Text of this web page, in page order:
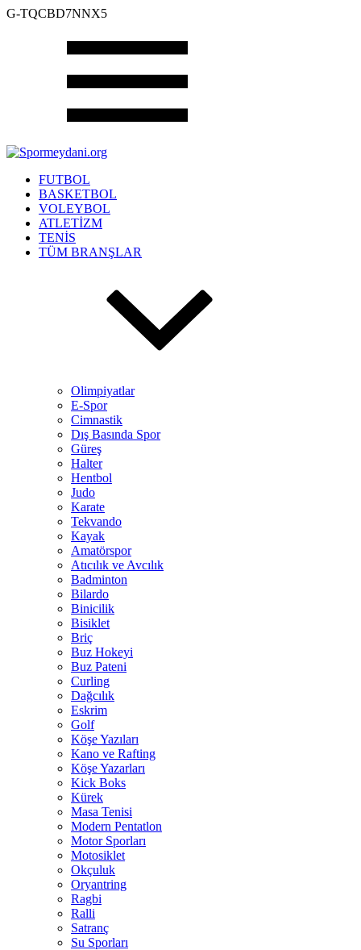
G-TQCBD7NNX5
FUTBOL
BASKETBOL
VOLEYBOL
ATLETİZM
TENİS
TÜM BRANŞLAR
Olimpiyatlar
E-Spor
Cimnastik
Dış Basında Spor
Güreş
Halter
Hentbol
Judo
Karate
Tekvando
Kayak
Amatörspor
Atıcılık ve Avcılık
Badminton
Bilardo
Binicilik
Bisiklet
Briç
Buz Hokeyi
Buz Pateni
Curling
Dağcılık
Eskrim
Golf
Köşe Yazıları
Kano ve Rafting
Köşe Yazarları
Kick Boks
Kürek
Masa Tenisi
Modern Pentatlon
Motor Sporları
Motosiklet
Okçuluk
Oryantring
Ragbi
Ralli
Satranç
Su Sporları